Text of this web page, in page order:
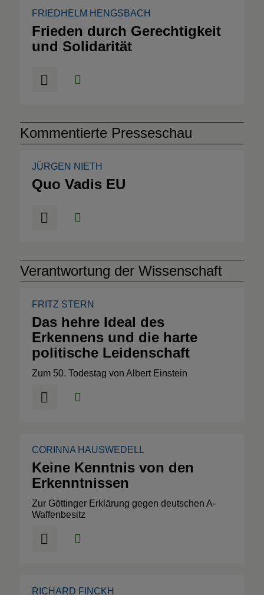
FRIEDHELM HENGSBACH
Frieden durch Gerechtigkeit
und Solidarität
Kommentierte Presseschau
JÜRGEN NIETH
Quo Vadis EU
Verantwortung der Wissenschaft
FRITZ STERN
Das hehre Ideal des
Erkennens und die harte
politische Leidenschaft
Zum 50. Todestag von Albert Einstein
CORINNA HAUSWEDELL
Keine Kenntnis von den
Erkenntnissen
Zur Göttinger Erklärung gegen deutschen A-
Waffenbesitz
RICHARD FINCKH